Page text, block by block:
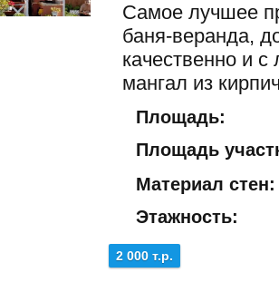
Самое лучшее
баня-веранда,
качественно и
мангал из
Площадь:
Площадь
Материал стен:
Этажность:
2 000 т.р.